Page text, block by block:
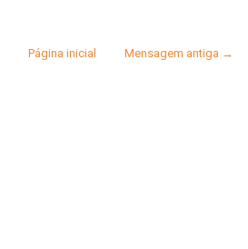
Mensagem antiga →
Página inicial